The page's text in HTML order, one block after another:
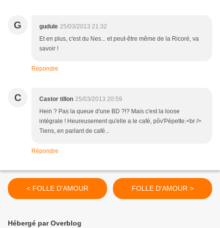
G gudule 25/03/2013 21:32
Et en plus, c'est du Nes... et peut-être même de la Ricoré, va
savoir !
Répondre
C Castor tillon 25/03/2013 20:59
Hein ? Pas la queue d'une BD ?!? Mais c'est la loose
intégrale ! Heureusement qu'elle a le café, pôv'Pépette.<br />
Tiens, en parlant de café...
Répondre
< FOLLE D'AMOUR FOLLE D'AMOUR >
Hébergé par Overblog